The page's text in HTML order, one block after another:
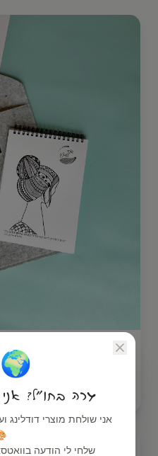
גרה בחו"ל?
אני שולחת מוצרי דודלינג
שלחי לי הודעה
נרתיק נשיאה למחברת
הכי נמכר